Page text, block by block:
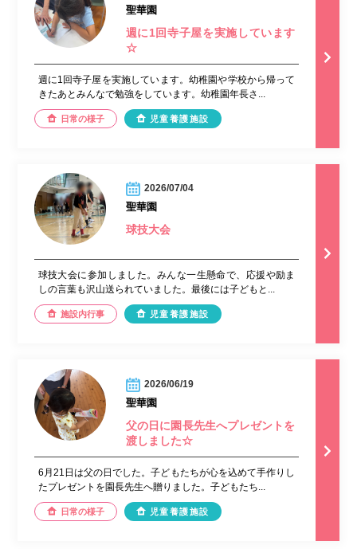
聖華園
週に1回寺子屋を実施しています
☆
週に1回寺子屋を実施しています。幼稚園や学校から帰って
きたあとみんなで勉強をしています。幼稚園年長さ...
日常の様子 児童養護施設
2026/07/04
聖華園
球技大会
球技大会に参加しました。みんな一生懸命で、応援や励ま
しの言葉も沢山送られていました。最後には子どもと...
施設内行事 児童養護施設
2026/06/19
聖華園
父の日に園長先生へプレゼントを
渡しました☆
6月21日は父の日でした。子どもたちが心を込めて手作りし
たプレゼントを園長先生へ贈りました。子どもたち...
日常の様子 児童養護施設